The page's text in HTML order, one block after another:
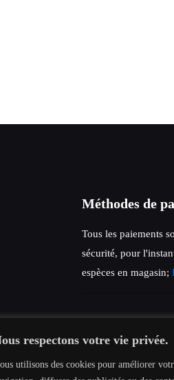
respectons votre vie privée.
utilisons des cookies pour améliorer
Méthodes de
Tous les paiements
sécurité, pour
espèces en magasin;